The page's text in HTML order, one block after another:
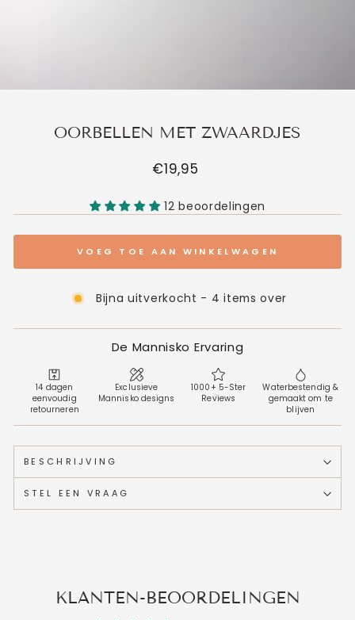
OORBELLEN MET ZWAARDJES
Normale
€19,95
12 beoordelingen
VOEG TOE AAN WINKELWAGEN
Bijna uitverkocht - 4 items over
De Mannisko Ervaring
14 dagen
eenvoudig
retourneren
Exclusieve
Mannisko designs
1000+ 5-Ster
Reviews
Waterbestendig &
gemaakt om te
blijven
BESCHRIJVING
STEL EEN VRAAG
KLANTEN-BEOORDELINGEN